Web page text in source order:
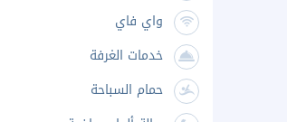
واي فاي
خدمات الغرفة
حمام السباحة